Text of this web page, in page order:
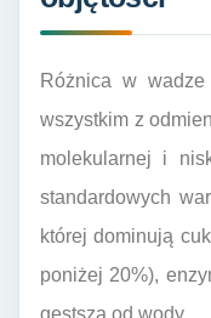
Różnica w
wszystkim z
molekularnej i
standardowych
której dominują
poniżej 20%),